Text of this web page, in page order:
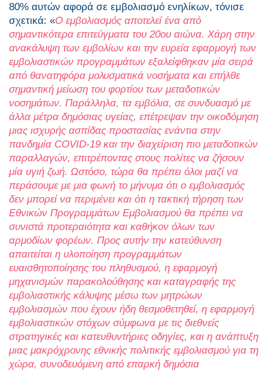
80% αυτών αφορά σε εμβολιασμό ενηλίκων, τόνισε
σχετικά: «Ο εμβολιασμός αποτελεί ένα από
σημαντικότερα επιτεύγματα του 20ου αιώνα. Χάρη στην
ανακάλυψη των εμβολίων και την ευρεία εφαρμογή των
εμβολιαστικών προγραμμάτων εξαλείφθηκαν μία σειρά
από θανατηφόρα μολυσματικά νοσήματα και επήλθε
σημαντική μείωση του φορτίου των μεταδοτικών
νοσημάτων. Παράλληλα, τα εμβόλια, σε συνδυασμό με
άλλα μέτρα δημόσιας υγείας, επέτρεψαν την οικοδόμηση
μιας ισχυρής ασπίδας προστασίας ενάντια στην
πανδημία COVID-19 και την διαχείριση πιο μεταδοτικών
παραλλαγών, επιτρέποντας στους πολίτες να ζήσουν
μία υγιή ζωή. Ωστόσο, τώρα θα πρέπει όλοι μαζί να
περάσουμε με μια φωνή το μήνυμα ότι ο εμβολιασμός
δεν μπορεί να περιμένει και ότι η τακτική τήρηση των
Εθνικών Προγραμμάτων Εμβολιασμού θα πρέπει να
συνιστά προτεραιότητα και καθήκον όλων των
αρμοδίων φορέων. Προς αυτήν την κατεύθυνση
απαιτείται η υλοποίηση προγραμμάτων
ευαισθητοποίησης του πληθυσμού, η εφαρμογή
μηχανισμών παρακολούθησης και καταγραφής της
εμβολιαστικής κάλυψης μέσω των μητρώων
εμβολιασμών που έχουν ήδη θεσμοθετηθεί, η εφαρμογή
εμβολιαστικών στόχων σύμφωνα με τις διεθνείς
στρατηγικές και κατευθυντήριες οδηγίες, και η ανάπτυξη
μιας μακρόχρονης εθνικής πολιτικής εμβολιασμού για τη
χώρα, συνοδευόμενη από επαρκή δημόσια